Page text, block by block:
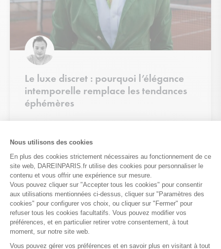
Le luxe discret : pourquoi l’élégance
intemporelle remplace les tendances
éphémères
souvent été associé aux logos visibles, aux pièces extravagantes
LIRE LA SUITE »
8 juin 2026 Aucun commentaire
TUTO